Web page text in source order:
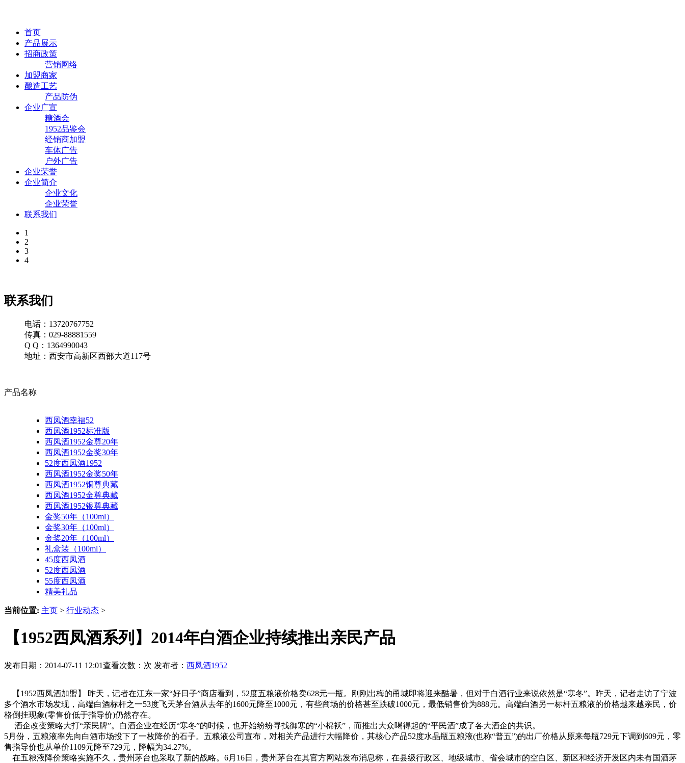
首页
产品展示
招商政策
营销网络
加盟商家
酿造工艺
产品防伪
企业广宣
糖酒会
1952品鉴会
经销商加盟
车体广告
户外广告
企业荣誉
企业简介
企业文化
企业荣誉
联系我们
1
2
3
4
联系我们
电话：13720767752
传真：029-88881559
Q Q：1364990043
地址：西安市高新区西部大道117号
产品名称
西凤酒幸福52
西凤酒1952标准版
西凤酒1952金尊20年
西凤酒1952金奖30年
52度西凤酒1952
西凤酒1952金奖50年
西凤酒1952铜尊典藏
西凤酒1952金尊典藏
西凤酒1952银尊典藏
金奖50年（100ml）
金奖30年（100ml）
金奖20年（100ml）
礼盒装（100ml）
45度西凤酒
52度西凤酒
55度西凤酒
精美礼品
当前位置: 主页 > 行业动态 >
【1952西凤酒系列】2014年白酒企业持续推出亲民产品
发布日期：2014-07-11 12:01查看次数： 次 发布者： 西凤酒1952
【1952西凤酒加盟】 昨天，记者在江东一家“好日子”商店看到，52度五粮液价格卖628元一瓶。
刚刚出梅的甬城即将迎来酷暑，但对于白酒行业来说依然是“寒冬”。昨天，记者走访了宁波
多个酒水市场发现，高端白酒标杆之一53度飞天茅台酒从去年的1600元降至1000元，有些商场的价格甚至跌破1000元，最低销售价为888元。高端白酒另一标杆五粮液的价格越来越亲民，价
格倒挂现象(零售价低于指导价)仍然存在。
酒企改变策略大打“亲民牌”。 白酒企业在经历“寒冬”的时候，也开始纷纷寻找御寒的“小棉袄”，而推出大众喝得起的“平民酒”成了各大酒企的共识。
5月份，五粮液率先向白酒市场投下了一枚降价的石子。五粮液公司宣布，对相关产品进行大幅降价，其核心产品52度水晶瓶五粮液(也称“普五”)的出厂价格从原来每瓶729元下调到609元，零
售指导价也从单价1109元降至729元，降幅为34.27%。
在五粮液降价策略实施不久，贵州茅台也采取了新的战略。6月16日，贵州茅台在其官方网站发布消息称，在县级行政区、地级城市、省会城市的空白区、新区和经济开发区内未有国酒茅